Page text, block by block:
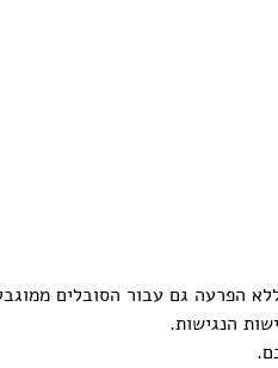
הפרעה גם עבור הסובלים
הנגישות.